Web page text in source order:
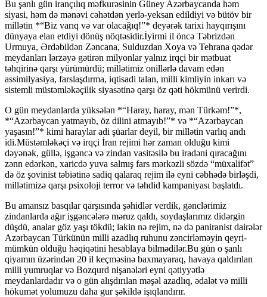
Bu şanlı gün irançılıq məfkurəsinin Güney Azərbaycanda həm
siyasi, həm də mənəvi cəhətdən yerlə-yeksan edildiyi və bütöv bir
millətin *“Biz varıq və var olacağıq!”* deyərək tarixi hayqırışını
dünyaya elan etdiyi dönüş nöqtəsidir.İyirmi il öncə Təbrizdən
Urmuya, Ərdəbildən Zəncana, Sulduzdan Xoya və Tehrana qədər
meydanları lərzəyə gətirən milyonlar yalnız irqçi bir mətbuat
təhqirinə qarşı yürümürdü; millətimiz onillərlə davam edən
assimilyasiya, farslaşdırma, iqtisadi talan, milli kimliyin inkarı və
sistemli müstəmləkəçilik siyasətinə qarşı öz qəti hökmünü verirdi.
O gün meydanlarda yüksələn *“Haray, haray, mən Türkəm!”*,
*“Azərbaycan yatmayıb, öz dilini atmayıb!”* və *“Azərbaycan
yaşasın!”* kimi haraylar adi şüarlar deyil, bir millətin varlıq andı
idi.Müstəmləkəçi və irqçi İran rejimi hər zaman olduğu kimi
dəyənək, güllə, işgəncə və zindan vasitəsilə bu iradəni qıracağını
zənn edərkən, xaricdə yuva salmış fars mərkəzli sözdə “müxalifət”
də öz şovinist təbiətinə sadiq qalaraq rejim ilə eyni cəbhədə birləşdi,
millətimizə qarşı psixoloji terror və təhdid kampaniyası başlatdı.
Bu amansız basqılar qarşısında şəhidlər verdik, gənclərimiz
zindanlarda ağır işgəncələrə məruz qaldı, soydaşlarımız didərgin
düşdü, analar göz yaşı tökdü; lakin nə rejim, nə də paniranist dairələr
Azərbaycan Türkünün milli azadlıq ruhunu zəncirləməyin qeyri-
mümkün olduğu həqiqətini hesablaya bilmədilər.Bu gün o şanlı
qiyamın üzərindən 20 il keçməsinə baxmayaraq, havaya qaldırılan
milli yumruqlar və Bozqurd nişanələri eyni qətiyyətlə
meydanlardadır və o gün alışdırılan məşəl azadlıq, ədalət və milli
hökumət yolumuzu daha gur şəkildə işıqlandırır.